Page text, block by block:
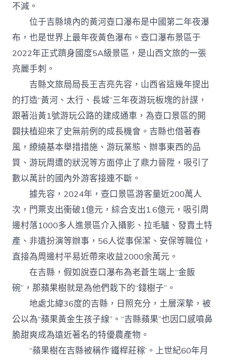
不減。
位于吉縣境內的黃河壺口瀑布是中國第二年夜瀑
布，也是世界上最年夜黃色瀑布。壺口瀑布景區于
2022年正式躋身國度5A級景區，是山西文旅的一張
亮麗手刺。
吉縣文旅局局長王吉亮先容，山西省這幾年提出
的打造“黃河、太行、長城”三年夜游玩板塊的計謀，
跟著沿黃1號游玩公路的建成通車，為壺口景區的開
闢扶植迎來了史無前例的成長機會。吉縣也借著春
風，繚繞基本舉措措施、游玩業態、辦事東西的品
質、游玩周遭的狀況等方面停止了鼎力晉陞，吸引了
數以萬計的國內外游客接連不斷。
據先容，2024年，壺口景區游客量近200萬人
次，門票支出衝破1億元，綜合支出1.6億元，吸引周
邊村落1000多人進景區介入攝影、拉毛驢、發賣土特
產、非遺扮演等辦事，56人從事保潔、安保等職位，
直接為周邊村平易近帶來收益2000余萬元。
在吉縣，假如說壺口瀑布為老蒼生端上“金飯
碗”，那蘋果樹就是為他們栽下的“錢樹子”。
地處北緯36度的吉縣，日照充分，土層深摯，被
公以為“蘋果黃金生孩子線”。“吉縣蘋果”也因口感噴鼻
脆甜爽成為遠近著名的特優農產物。
“蘋果樹在吉縣被稱作‘鐵桿莊稼’。上世紀60年月